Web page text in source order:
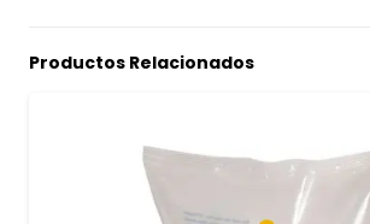
Productos Relacionados